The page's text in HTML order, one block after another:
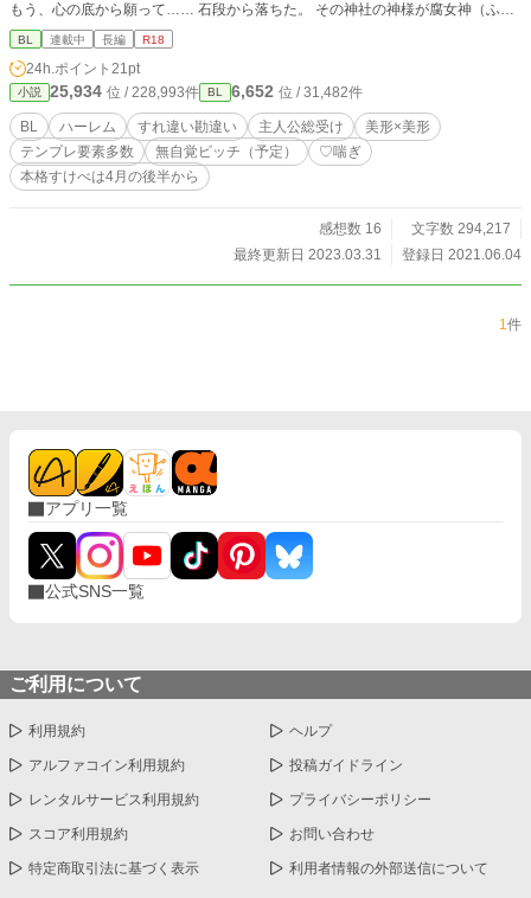
もう、心の底から願って…… 石段から落ちた。 その神社の神様が腐女神（ふじ
ょしん）で、次に目が覚めたらそこは乙女ゲームの世界とか聞いてないんですけ
ど。 なになに、なるほど。俺はヒロインの隣の家に住む幼なじみになった……
って、普通それってお助けキャラなんじゃないの？ なんで無駄に美形な上、ヒ
ロインそっちのけで攻略キャラが迫ってくるんだよ！ どうにかしてくれよ、神
様！！！
BL 連載中 長編 R18
24h.ポイント 21pt
小説 25,934 位 / 228,993件 BL 6,652 位 / 31,482件
BL ハーレム すれ違い勘違い 主人公総受け
美形×美形
テンプレ要素多数
無自覚ビッチ（予定）
♡喘ぎ
本格すけべは4月の後半から
感想数 16
文字数 294,217
最終更新日 2023.03.31
登録日 2021.06.04
1件
アプリ一覧
公式SNS一覧
ご利用について
利用規約 ヘルプ
アルファコイン利用規約 投稿ガイドライン
レンタルサービス利用規約 プライバシーポリシー
スコア利用規約 お問い合わせ
特定商取引法に基づく表示 利用者情報の外部送信について